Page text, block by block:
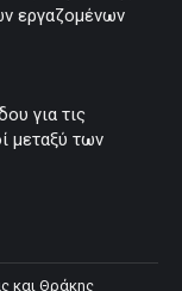
εργαζομένων
για τις
μεταξύ των
και Θράκης